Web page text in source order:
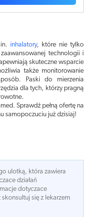
inhalatory, które nie tylko
technologii i
skuteczne wsparcie
także monitorowanie
Paski do mierzenia
dla tych, którzy pragną
Sprawdź pełną ofertę na
samopoczuciu już dzisiaj!
ulotką, która zawiera
działań
dotyczace
się z lekarzem